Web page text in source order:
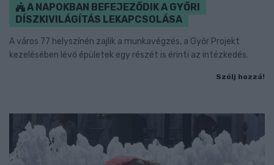
A NAPOKBAN BEFEJEZŐDIK A GYŐRI
DÍSZKIVILÁGÍTÁS LEKAPCSOLÁSA
A város 77 helyszínén zajlik a munkavégzés, a Győr Projekt
kezelésében lévő épületek egy részét is érinti az intézkedés.
Szólj hozzá!